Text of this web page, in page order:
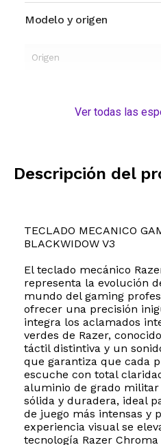
Modelo y origen
Origen
Ver todas las
Descripción del
TECLADO MECANICO
BLACKWIDOW V3
El teclado mecánico
representa la evolución
mundo del gaming
ofrecer una precisión
integra los aclamados
verdes de Razer,
táctil distintiva y un
que garantiza que cada
escuche con total
aluminio de grado
sólida y duradera, ideal
de juego más intensas y
experiencia visual se
tecnología Razer